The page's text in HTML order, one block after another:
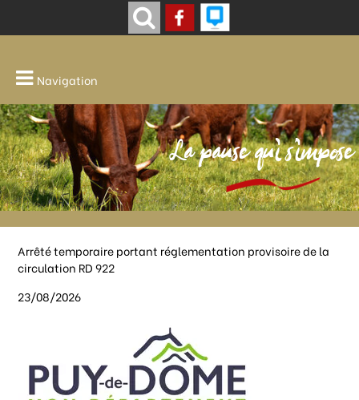
Navigation
La pause qui s'impose
Arrêté temporaire portant réglementation provisoire de la
circulation RD 922
23/08/2026